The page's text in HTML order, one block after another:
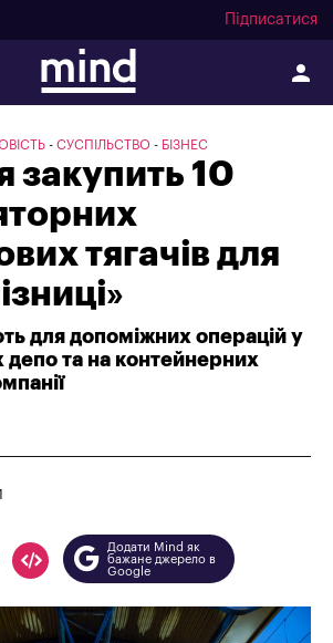
Підписатися
СУСПІЛЬСТВО БІЗНЕС
закупить 10
тягачів для
для допоміжних операцій у
та на контейнерних
Додати Mind як
бажане джерело в
Google